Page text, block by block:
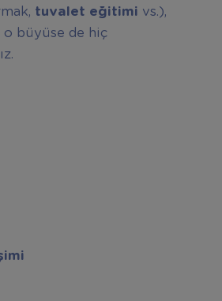
tuvalet eğitimi vs.),
o büyüse de hiç